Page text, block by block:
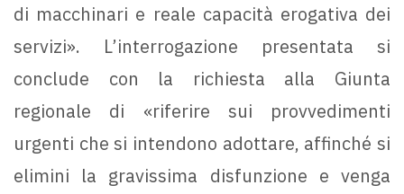
di macchinari e reale capacità erogativa dei
servizi». L’interrogazione presentata si
conclude con la richiesta alla Giunta
regionale di «riferire sui provvedimenti
urgenti che si intendono adottare, affinché si
elimini la gravissima disfunzione e venga